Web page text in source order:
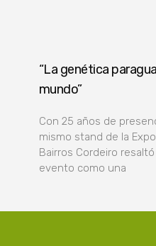
“La genética
mundo”
Con 25 años de
mismo stand de la
Bairros Cordeiro
evento como una